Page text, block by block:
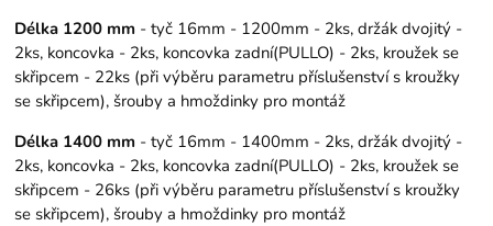
Délka 1200 mm - tyč 16mm - 1200mm - 2ks, držák dvojitý -
2ks, koncovka - 2ks, koncovka zadní(PULLO) - 2ks, kroužek se
skřipcem - 22ks (při výběru parametru příslušenství s kroužky
se skřipcem), šrouby a hmoždinky pro montáž
Délka 1400 mm - tyč 16mm - 1400mm - 2ks, držák dvojitý -
2ks, koncovka - 2ks, koncovka zadní(PULLO) - 2ks, kroužek se
skřipcem - 26ks (při výběru parametru příslušenství s kroužky
se skřipcem), šrouby a hmoždinky pro montáž